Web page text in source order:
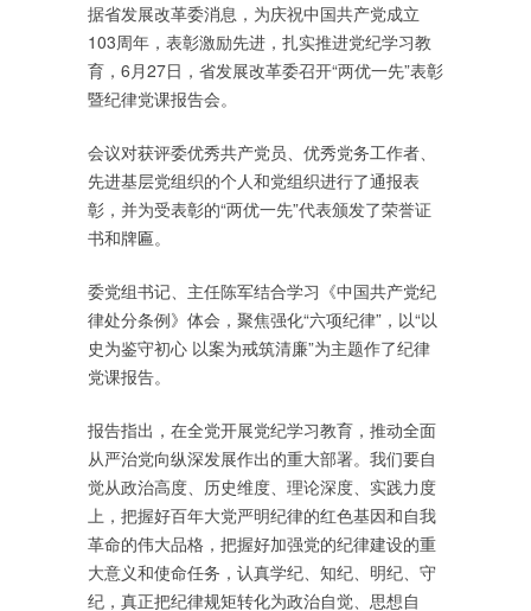
据省发展改革委消息，为庆祝中国共产党成立
103周年，表彰激励先进，扎实推进党纪学习教
育，6月27日，省发展改革委召开“两优一先”表彰
暨纪律党课报告会。
会议对获评委优秀共产党员、优秀党务工作者、
先进基层党组织的个人和党组织进行了通报表
彰，并为受表彰的“两优一先”代表颁发了荣誉证
书和牌匾。
委党组书记、主任陈军结合学习《中国共产党纪
律处分条例》体会，聚焦强化“六项纪律”，以“以
史为鉴守初心 以案为戒筑清廉”为主题作了纪律
党课报告。
报告指出，在全党开展党纪学习教育，推动全面
从严治党向纵深发展作出的重大部署。我们要自
觉从政治高度、历史维度、理论深度、实践力度
上，把握好百年大党严明纪律的红色基因和自我
革命的伟大品格，把握好加强党的纪律建设的重
大意义和使命任务，认真学纪、知纪、明纪、守
纪，真正把纪律规矩转化为政治自觉、思想自